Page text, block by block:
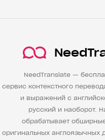
NeedTranslate —
сервис контекстного
и выражений с
русский и наоборот.
обрабатывает
оригинальных англоязычных